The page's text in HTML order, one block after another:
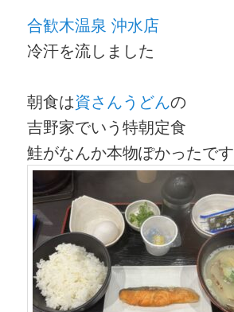
合歓木温泉 沖水店
冷汗を流しました
朝食は資さんうどんの
吉野家でいう特朝定食
鮭がなんか本物ぽかったです